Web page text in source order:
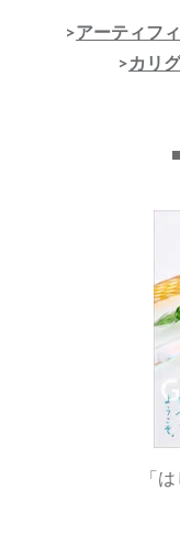
>アーティフ
>カリ
「